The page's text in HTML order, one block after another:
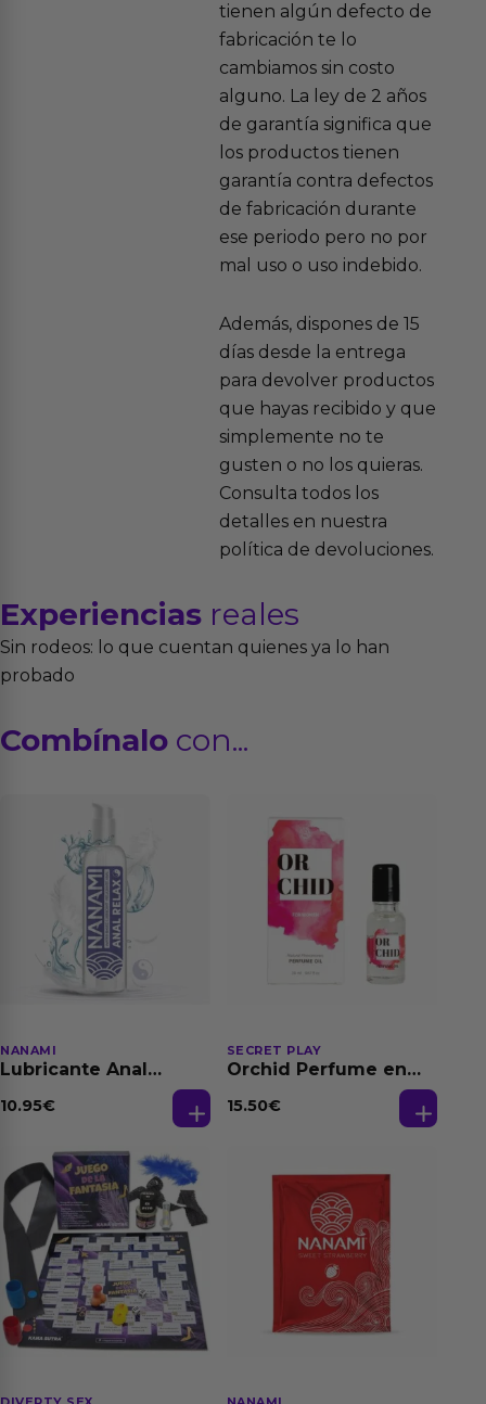
tienen algún defecto de
fabricación te lo
cambiamos sin costo
alguno. La ley de 2 años
de garantía significa que
los productos tienen
garantía contra defectos
de fabricación durante
ese periodo pero no por
mal uso o uso indebido.
Además, dispones de 15
días desde la entrega
para devolver productos
que hayas recibido y que
simplemente no te
gusten o no los quieras.
Consulta todos los
detalles en nuestra
política de devoluciones.
Experiencias reales
Sin rodeos: lo que cuentan quienes ya lo han
probado
Combínalo con...
NANAMI
Lubricante Anal
Dilatación Base Agua
10.95€
SECRET PLAY
Orchid Perfume en
Feromonas 20 ml
15.50€